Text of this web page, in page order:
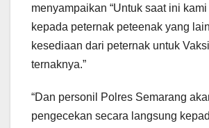
menyampaikan “Untuk saat ini
kepada peternak peteenak yang
kesediaan dari peternak untuk
ternaknya.”
“Dan personil Polres Semarang
pengecekan secara langsung